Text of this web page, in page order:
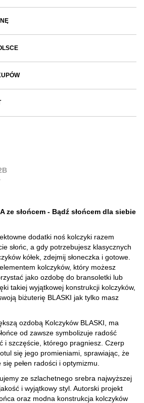
ze słońcem - Bądź słońcem dla siebie
dodatki noś kolczyki razem
słońc, a gdy potrzebujesz klasycznych
kółek, zdejmij słoneczka i gotowe.
kolczyków, który możesz
jako ozdobę do bransoletki lub
takiej wyjątkowej konstrukcji kolczyków,
biżuterię BLASKI jak tylko masz
ozdobą Kolczyków BLASKI, ma
od zawsze symbolizuje radość
i szczęście, którego pragniesz. Czerp
się jego promieniami, sprawiając, że
pełen radości i optymizmu.
ze szlachetnego srebra najwyższej
i wyjątkowy styl. Autorski projekt
oraz modna konstrukcja kolczyków